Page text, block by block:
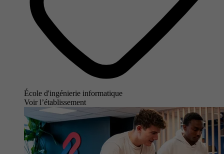
École d'ingénierie informatique
Voir l’établissement